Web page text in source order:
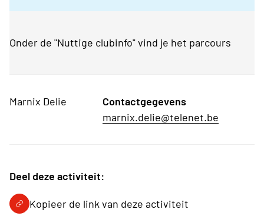
Onder de "Nuttige clubinfo" vind je het parcours
Marnix Delie
Contactgegevens
marnix.delie@telenet.be
Deel deze activiteit:
Kopieer de link van deze activiteit